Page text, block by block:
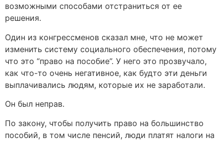
возможными способами отстраниться от ее
решения.
Один из конгрессменов сказал мне, что не может
изменить систему социального обеспечения, потому
что это “право на пособие”. У него это прозвучало,
как что-то очень негативное, как будто эти деньги
выплачивались людям, которые их не заработали.
Он был неправ.
По закону, чтобы получить право на большинство
пособий, в том числе пенсий, люди платят налоги на